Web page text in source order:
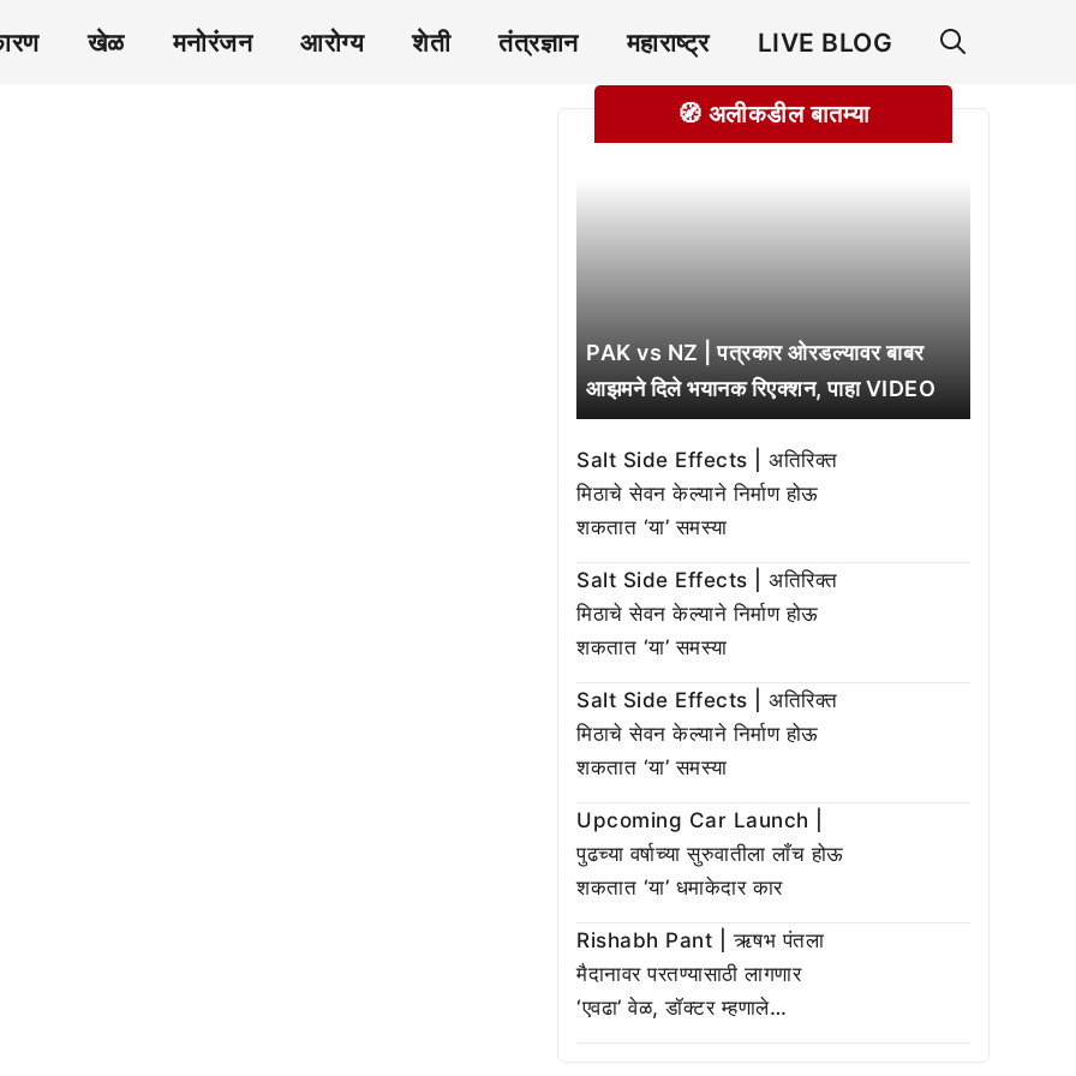
खेळ मनोरंजन आरोग्य शेती तंत्रज्ञान महाराष्ट्र LIVE BLOG
🧭 अलीकडील बातम्या
PAK vs NZ | पत्रकार ओरडल्यावर बाबर
आझमने दिले भयानक रिएक्शन, पाहा VIDEO
Salt Side Effects | अतिरिक्त
मिठाचे सेवन केल्याने निर्माण होऊ
शकतात ‘या’ समस्या
Salt Side Effects | अतिरिक्त
मिठाचे सेवन केल्याने निर्माण होऊ
शकतात ‘या’ समस्या
Salt Side Effects | अतिरिक्त
मिठाचे सेवन केल्याने निर्माण होऊ
शकतात ‘या’ समस्या
Upcoming Car Launch |
पुढच्या वर्षाच्या सुरुवातीला लाँच होऊ
शकतात ‘या’ धमाकेदार कार
Rishabh Pant | ऋषभ पंतला
मैदानावर परतण्यासाठी लागणार
‘एवढा’ वेळ, डॉक्टर म्हणाले…